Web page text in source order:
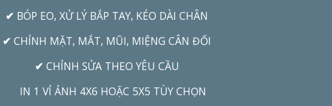
✔ BÓP EO, XỬ LÝ BẮP TAY, KÉO DÀI CHÂN
✔ CHỈNH MẶT, MẮT, MŨI, MIỆNG CÂN ĐỐI
✔ CHỈNH SỬA THEO YÊU CẦU
IN 1 VỈ ẢNH 4X6 HOẶC 5X5 TÙY CHỌN